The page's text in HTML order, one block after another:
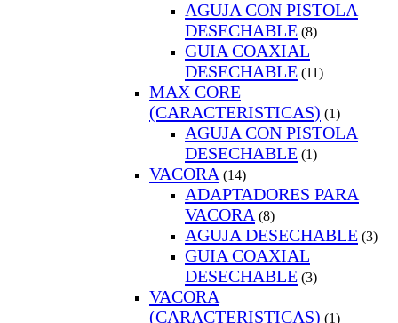
AGUJA CON PISTOLA
DESECHABLE (8)
GUIA COAXIAL
DESECHABLE (11)
MAX CORE
(CARACTERISTICAS) (1)
AGUJA CON PISTOLA
DESECHABLE (1)
VACORA (14)
ADAPTADORES PARA
VACORA (8)
AGUJA DESECHABLE (3)
GUIA COAXIAL
DESECHABLE (3)
VACORA
(CARACTERISTICAS) (1)